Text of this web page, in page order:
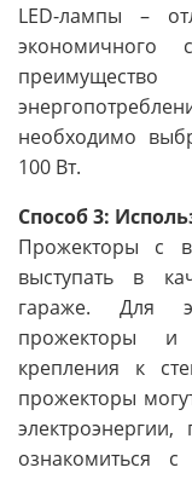
LED-лампы –
необходимо
100 Вт.
Способ 3:
Прожекторы с
выступать в
гараже. Для
прожекторы и
крепления к
прожекторы
ознакомиться с